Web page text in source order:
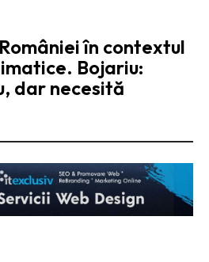
în contextul
Bojariu:
dar necesită